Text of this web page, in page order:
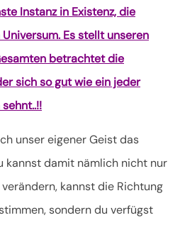
Instanz in Existenz, die
Es stellt unseren
betrachtet die
sich so gut wie ein jeder
unser eigener Geist das
kannst damit nämlich nicht nur
kannst die Richtung
sondern du verfügst